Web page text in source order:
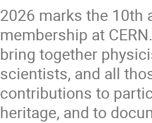
2026 marks the 10th
membership at
bring together
scientists, and all
contributions to
heritage, and to